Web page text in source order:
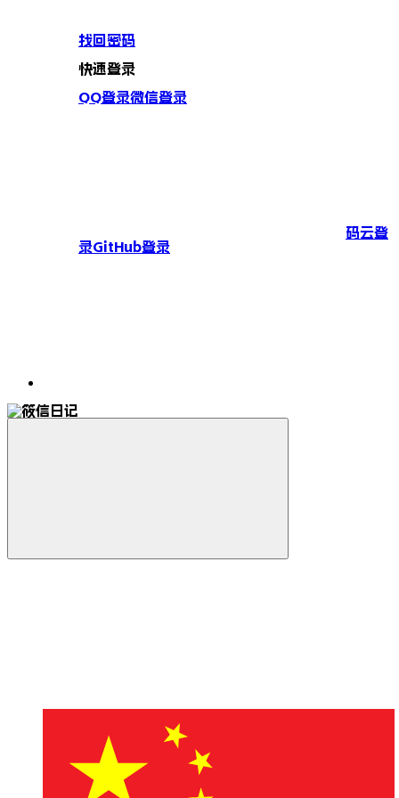
找回密码
快速登录
QQ登录微信登录
码云登
录GitHub登录